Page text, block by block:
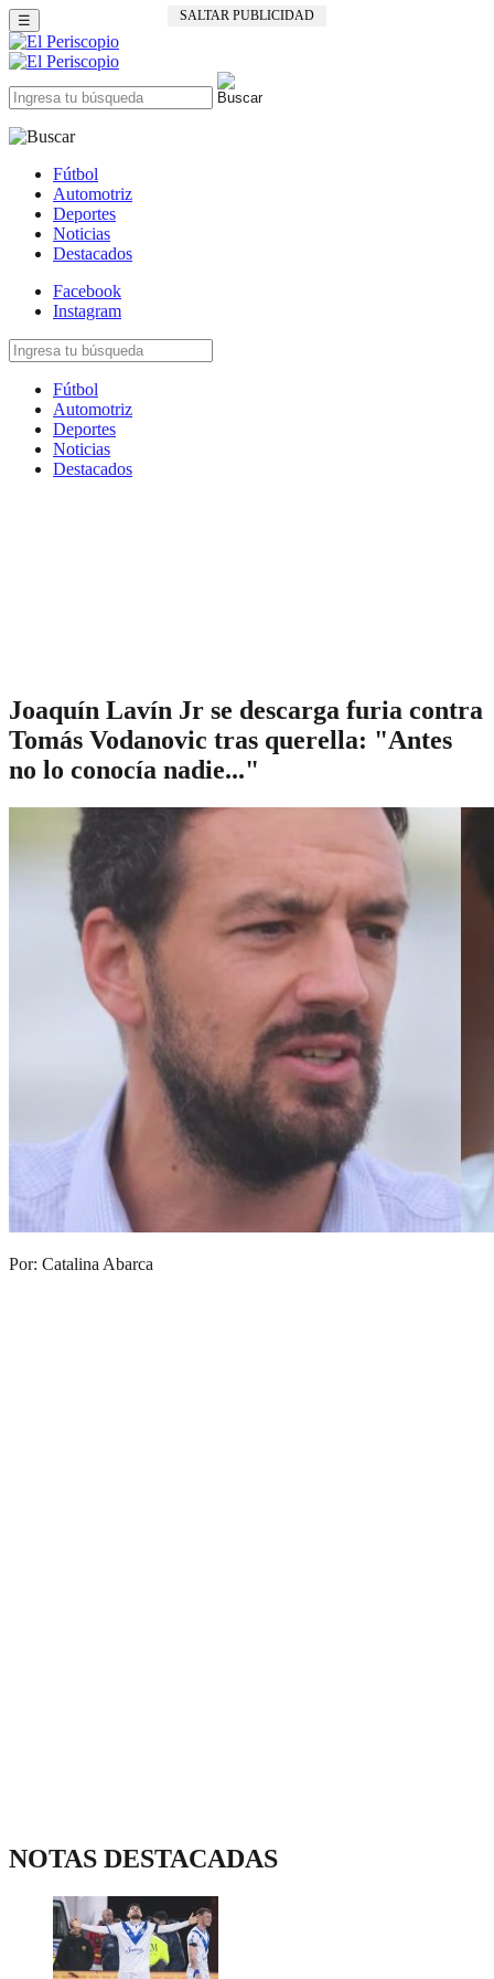
SALTAR PUBLICIDAD
☰
Fútbol
Automotriz
Deportes
Noticias
Destacados
Facebook
Instagram
Fútbol
Automotriz
Deportes
Noticias
Destacados
Joaquín Lavín Jr se descarga furia contra
Tomás Vodanovic tras querella: "Antes
no lo conocía nadie..."
Por: Catalina Abarca
NOTAS DESTACADAS